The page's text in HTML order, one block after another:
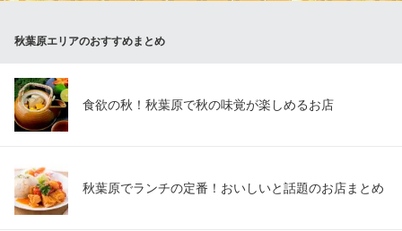
秋葉原エリアのおすすめまとめ
食欲の秋！秋葉原で秋の味覚が楽しめるお店
秋葉原でランチの定番！おいしいと話題のお店まとめ